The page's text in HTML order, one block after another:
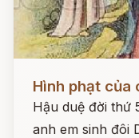
Hình phạt của
Hậu duệ đời thứ
anh em sinh đôi